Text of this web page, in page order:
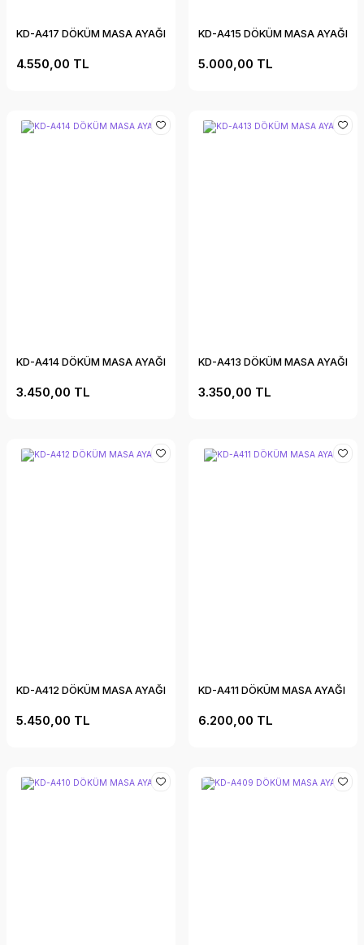
KD-A417 DÖKÜM MASA AYAĞI
4.550,00 TL
KD-A415 DÖKÜM MASA AYAĞI
5.000,00 TL
KD-A414 DÖKÜM MASA AYAĞI
3.450,00 TL
KD-A413 DÖKÜM MASA AYAĞI
3.350,00 TL
KD-A412 DÖKÜM MASA AYAĞI
5.450,00 TL
KD-A411 DÖKÜM MASA AYAĞI
6.200,00 TL